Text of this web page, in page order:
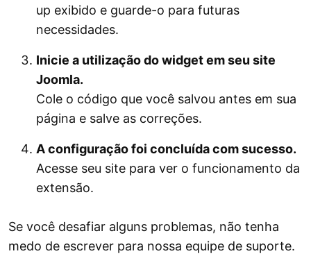
up exibido e guarde-o para futuras
necessidades.
Inicie a utilização do widget em seu site
Joomla.
Cole o código que você salvou antes em sua
página e salve as correções.
A configuração foi concluída com sucesso.
Acesse seu site para ver o funcionamento da
extensão.
Se você desafiar alguns problemas, não tenha
medo de escrever para nossa equipe de suporte.